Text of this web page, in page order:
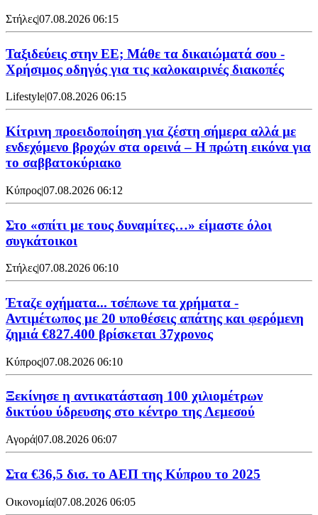
Στήλες|07.08.2026 06:15
Ταξιδεύεις στην ΕΕ; Μάθε τα δικαιώματά σου -
Χρήσιμος οδηγός για τις καλοκαιρινές διακοπές
Lifestyle|07.08.2026 06:15
Κίτρινη προειδοποίηση για ζέστη σήμερα αλλά με
ενδεχόμενο βροχών στα ορεινά – Η πρώτη εικόνα για
το σαββατοκύριακο
Κύπρος|07.08.2026 06:12
Στο «σπίτι με τους δυναμίτες…» είμαστε όλοι
συγκάτοικοι
Στήλες|07.08.2026 06:10
Έταζε οχήματα... τσέπωνε τα χρήματα -
Αντιμέτωπος με 20 υποθέσεις απάτης και φερόμενη
ζημιά €827.400 βρίσκεται 37χρονος
Κύπρος|07.08.2026 06:10
Ξεκίνησε η αντικατάσταση 100 χιλιομέτρων
δικτύου ύδρευσης στο κέντρο της Λεμεσού
Αγορά|07.08.2026 06:07
Στα €36,5 δισ. το ΑΕΠ της Κύπρου το 2025
Οικονομία|07.08.2026 06:05